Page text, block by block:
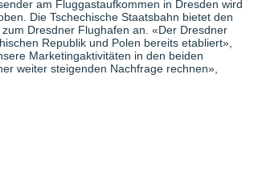
am Fluggastaufkommen in Dresden wird
Die Tschechische Staatsbahn bietet den
Dresdner Flughafen an. «Der Dresdner
Republik und Polen bereits etabliert»,
Marketingaktivitäten in den beiden
weiter steigenden Nachfrage rechnen»,